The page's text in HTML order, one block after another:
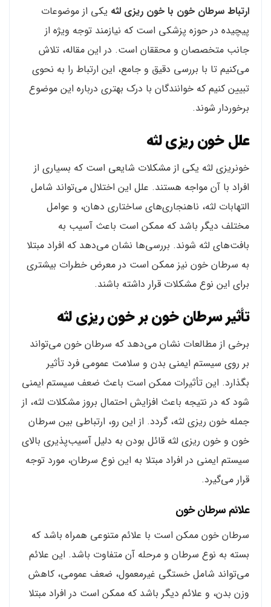
ارتباط سرطان خون با خون ریزی لثه یکی از موضوعات
پیچیده در حوزه پزشکی است که نیازمند توجه ویژه از
جانب متخصصان و محققان است. در این مقاله، تلاش
می‌کنیم تا با بررسی دقیق و جامع، این ارتباط را به نحوی
تبیین کنیم که خوانندگان با درک بهتری درباره این موضوع
برخوردار شوند.
علل خون ریزی لثه
خونریزی لثه یکی از مشکلات شایعی است که بسیاری از
افراد با آن مواجه هستند. علل این اختلال می‌تواند شامل
التهابات لثه، ناهنجاری‌های ساختاری دهان، و عوامل
مختلف دیگر باشد که ممکن است باعث آسیب به
بافت‌های لثه شوند. بررسی‌ها نشان می‌دهد که افراد مبتلا
به سرطان خون نیز ممکن است در معرض خطرات بیشتری
برای این نوع مشکلات قرار داشته باشند.
تأثیر سرطان خون بر خون ریزی لثه
برخی از مطالعات نشان می‌دهد که سرطان خون می‌تواند
بر روی سیستم ایمنی بدن و سلامت عمومی فرد تأثیر
بگذارد. این تأثیرات ممکن است باعث ضعف سیستم ایمنی
شود که در نتیجه باعث افزایش احتمال بروز مشکلات لثه، از
جمله خون ریزی لثه، گردد. از این رو، ارتباطی بین سرطان
خون و خون ریزی لثه قائل بودن به دلیل آسیب‌پذیری بالای
سیستم ایمنی در افراد مبتلا به این نوع سرطان، مورد توجه
قرار می‌گیرد.
علائم سرطان خون
سرطان خون ممکن است با علائم متنوعی همراه باشد که
بسته به نوع سرطان و مرحله آن متفاوت باشد. این علائم
می‌تواند شامل خستگی غیرمعمول، ضعف عمومی، کاهش
وزن بدن، و علائم دیگر باشد که ممکن است در افراد مبتلا